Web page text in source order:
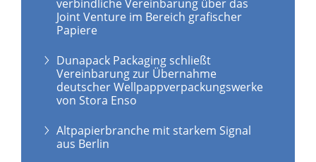
verbindliche Vereinbarung über das
Joint Venture im Bereich grafischer
Papiere
Dunapack Packaging schließt
Vereinbarung zur Übernahme
deutscher Wellpappverpackungswerke
von Stora Enso
Altpapierbranche mit starkem Signal
aus Berlin